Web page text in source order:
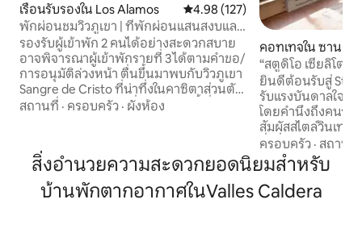
เรือนรับรองใน Los Alamos คะแนนเฉลี่ย 4.98 จาก 5, 127 รีวิว
4.98 (127)
พักผ่อนชมวิวภูเขา | ที่พักผ่อนแสนสงบและ
อบอุ่น
รองรับผู้เข้าพัก 2 คนได้อย่างสะดวกสบาย
อาจพิจารณาผู้เข้าพักรายที่ 3 ได้ตามคำขอ/
การอนุมัติล่วงหน้า ตื่นขึ้นมาพบกับวิวภูเขา
Sangre de Cristo ที่น่าทึ่งในคาซิตาส่วนตัว
ขนาด 350 ตารางฟุตที่อบอุ่นแห่งนี้ ซึ่ง
และการพักผ่อนอย่างสงบ เพลิดเพลินกับ
พื้นที่ที่สว่างและออกแบบมาอย่างพิถีพิถัน
มีความเป็นส่วนตัว ทางเข้าส่วนตัว และห้อง
ครัวที่มีอุปกรณ์ครบครัน จิบกาแฟพร้อมชม
สถานที่ · ครอบครัว · ผังห้อง
คอทเทจใน ซานตา
“สตูดิโอ เซียลิโต”
นโช์ ลอส โซนาโดเร
ยินดีต้อนรับสู่
รับแรงบันดาลใจจ
โดยคำนึงถึงคนรัก
สัมผัสสไตล์วินเท
สิ่งที่คุณต้องการเ
ความอ่อนเยาว์ให้
Cristo ที่มีมนต์ขลัง เพียง 8 นาทีจากเหมี
ยววูล์ฟและ 14 นา
ครอบครัว · สถานที่
สิ่งอำนวยความสะดวกยอดนิยมสำหรับ
บ้านพักตากอากาศในValles Caldera